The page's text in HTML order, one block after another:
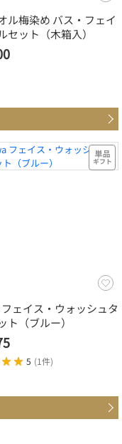
ル梅染め バス・フェイ
セット（木箱入）
ェイス・ウォッシュタ
ト（ブルー）
5 (1件)